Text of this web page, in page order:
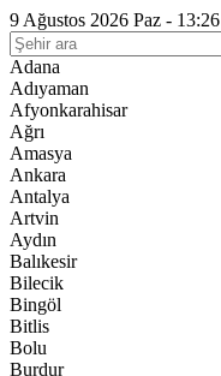
9 Ağustos 2026 Paz - 13:26
Adana
Adıyaman
Afyonkarahisar
Ağrı
Amasya
Ankara
Antalya
Artvin
Aydın
Balıkesir
Bilecik
Bingöl
Bitlis
Bolu
Burdur